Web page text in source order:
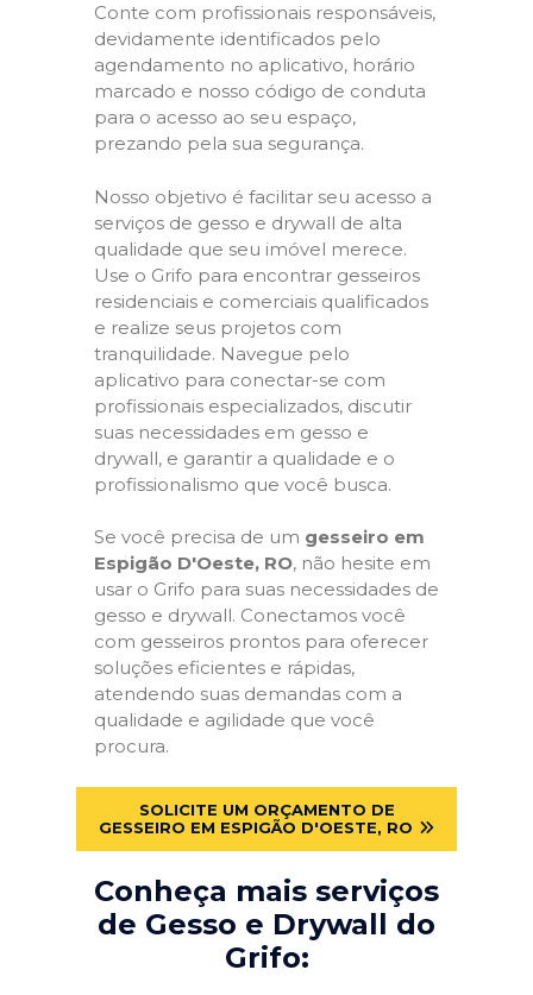
Conte com profissionais responsáveis,
devidamente identificados pelo
agendamento no aplicativo, horário
marcado e nosso código de conduta
para o acesso ao seu espaço,
prezando pela sua segurança.
Nosso objetivo é facilitar seu acesso a
serviços de gesso e drywall de alta
qualidade que seu imóvel merece.
Use o Grifo para encontrar gesseiros
residenciais e comerciais qualificados
e realize seus projetos com
tranquilidade. Navegue pelo
aplicativo para conectar-se com
profissionais especializados, discutir
suas necessidades em gesso e
drywall, e garantir a qualidade e o
profissionalismo que você busca.
Se você precisa de um gesseiro em
Espigão D'Oeste, RO, não hesite em
usar o Grifo para suas necessidades de
gesso e drywall. Conectamos você
com gesseiros prontos para oferecer
soluções eficientes e rápidas,
atendendo suas demandas com a
qualidade e agilidade que você
procura.
SOLICITE UM ORÇAMENTO DE
GESSEIRO EM ESPIGÃO D'OESTE, RO
Conheça mais serviços
de Gesso e Drywall do
Grifo: